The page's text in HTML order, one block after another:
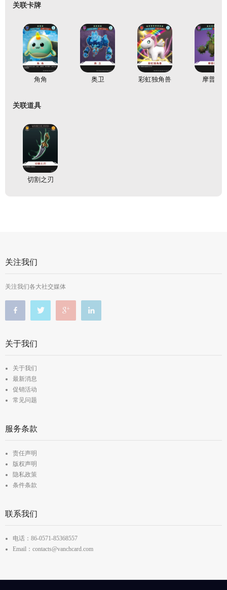
关联卡牌
角角 奥卫 彩虹独角兽 摩普拉
关联道具
切割之刃
关注我们
关注我们各大社交媒体
关于我们
关于我们
最新消息
促销活动
常见问题
服务条款
责任声明
版权声明
隐私政策
条件条款
联系我们
电话：86-0571-85368557
Email：contacts@vanchcard.com